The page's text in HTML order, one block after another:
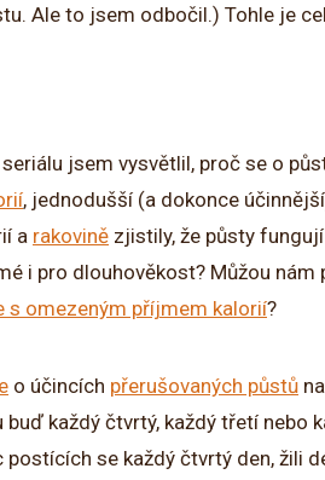
Ale to jsem odbočil.) Tohle je
jsem vysvětlil, proč se o
, jednodušší (a dokonce
a rakovině zjistily, že půsty
i pro dlouhověkost? Můžou
s omezeným příjmem kalorií?
o účincích přerušovaných půstů
každý čtvrtý, každý třetí nebo
se každý čtvrtý den, žili